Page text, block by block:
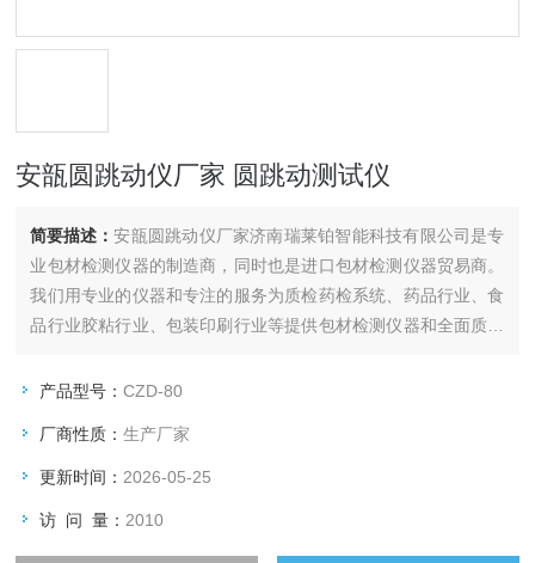
安瓿圆跳动仪厂家 圆跳动测试仪
简要描述：安瓿圆跳动仪厂家济南瑞莱铂智能科技有限公司是专
业包材检测仪器的制造商，同时也是进口包材检测仪器贸易商。
我们用专业的仪器和专注的服务为质检药检系统、药品行业、食
品行业胶粘行业、包装印刷行业等提供包材检测仪器和全面质量
璃瓶检测仪器、胶粘剂检测仪器，工业产品测厚仪等。
产品型号：CZD-80
厂商性质：生产厂家
更新时间： 2026-05-25
访 问 量： 2010